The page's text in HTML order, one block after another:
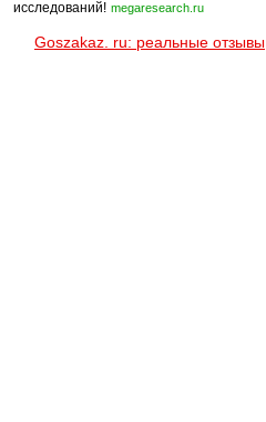
исследований! megaresearch.ru
Goszakaz. ru: реальные отзывы